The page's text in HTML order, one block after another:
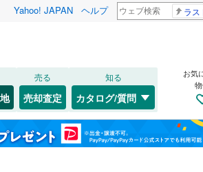
Yahoo! JAPAN ヘルプ
売る
売却査定
知る
カタログ/質問
お気
山形 福島
( 0) 東海道本線（JR西日本
関西本線（JR西日本）
大阪環状線(66)
(3) (9) (8) (7)
南道路（2）
古家あり（0）
設定できます。
条件付き土地